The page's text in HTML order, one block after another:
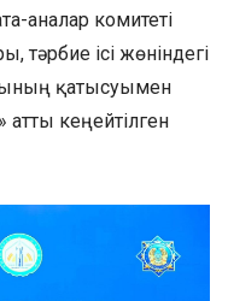
аналар комитеті
тәрбие ісі жөніндегі
қатысуымен
атты кеңейтілген